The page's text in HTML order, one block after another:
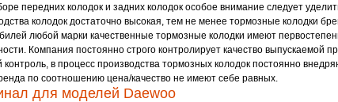
передних колодок и задних колодок особое внимание следует
колодок достаточно высокая, тем не менее тормозные колодки
любой марки качественные тормозные колодки имеют
Компания постоянно строго контролирует качество выпускаемой
контроль, в процесс производства тормозных колодок постоянно
по соотношению цена/качество не имеют себе равных.
для моделей Daewoo